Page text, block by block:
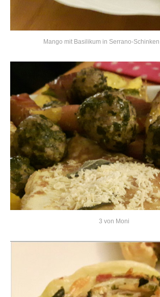
Mango mit Basilikum in Serrano-
3 von Moni